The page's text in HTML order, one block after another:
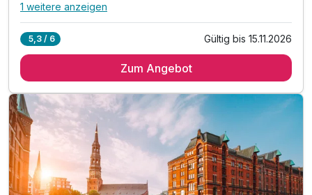
Alle Inklusivleistungen
3 x reichhaltiges Frühstück vom Buffet
inkl. Kinder bis 5 Jahren kostenfrei*
inkl. W-LAN Nutzung im Hotel & Zimmer
1 weitere anzeigen
5,3 / 6 Gültig bis 15.11.2026
Zum Angebot